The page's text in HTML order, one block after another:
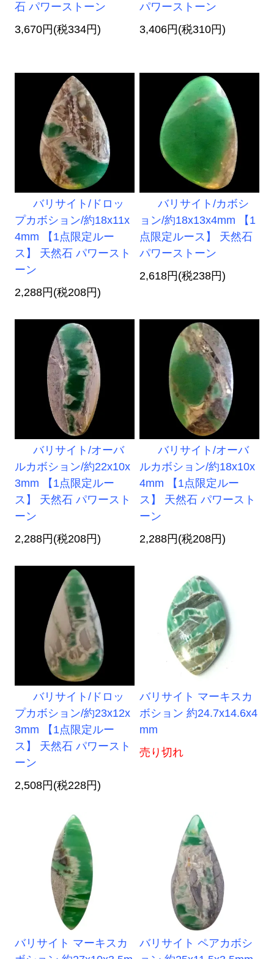
石 パワーストーン
3,670円(税334円)
パワーストーン
3,406円(税310円)
バリサイト/ドロッ
プカボション/約18x11x
4mm 【1点限定ルー
ス】 天然石 パワースト
ーン
2,288円(税208円)
バリサイト/カボシ
ョン/約18x13x4mm 【1
点限定ルース】 天然石
パワーストーン
2,618円(税238円)
バリサイト/オーバ
ルカボション/約22x10x
3mm 【1点限定ルー
ス】 天然石 パワースト
ーン
2,288円(税208円)
バリサイト/オーバ
ルカボション/約18x10x
4mm 【1点限定ルー
ス】 天然石 パワースト
ーン
2,288円(税208円)
バリサイト/ドロッ
プカボション/約23x12x
3mm 【1点限定ルー
ス】 天然石 パワースト
ーン
2,508円(税228円)
バリサイト マーキスカ
ボション 約24.7x14.6x4
mm
売り切れ
バリサイト マーキスカ
バリサイト ペアカボシ